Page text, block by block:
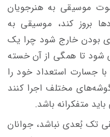
موسیقی به هنرجویان
بروز کند، موسیقی به
بودن خارج شود چرا یک
شود تا همگی از آن خسته
با جسارت استعداد خود را
مختلف اجرا کنند
متفکرانه باشد.
تک بُعدی نباشد، جوانان